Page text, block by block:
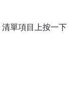
清單項目上按一下